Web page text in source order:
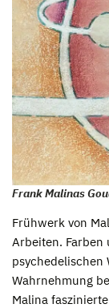
Frank Malinas
Frühwerk von
Arbeiten. Farben
psychedelischen
Wahrnehmung
Malina